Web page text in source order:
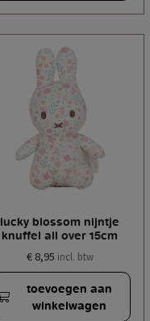
lucky blossom nijntje
knuffel all over 15cm
€ 8,95 incl. btw
toevoegen aan
winkelwagen